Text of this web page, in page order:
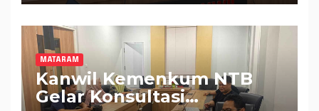
MATARAM
Kanwil Kemenkum NTB
Gelar Konsultasi